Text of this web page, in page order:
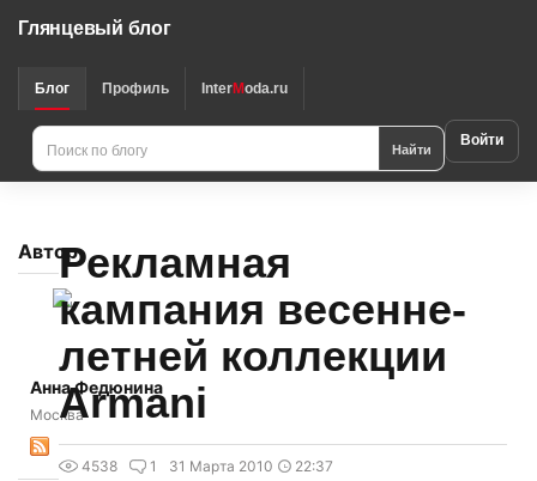
Глянцевый блог
Блог Профиль InterModa.ru
Найти Войти
Автор
Анна Федюнина
Москва
Рекламная
кампания весенне-
летней коллекции
Armani
4538 1 31 Марта 2010 22:37